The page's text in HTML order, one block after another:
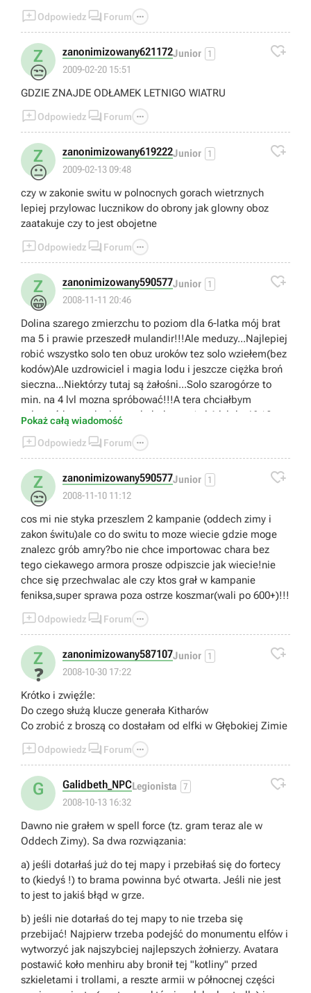
Odpowiedz  Forum 
Z
😒
zanonimizowany621172Junior 1
2009-02-20 15:51

GDZIE ZNAJDE ODŁAMEK LETNIGO WIATRU
Odpowiedz  Forum 
Z
😐
zanonimizowany619222Junior 1
2009-02-13 09:48

czy w zakonie switu w polnocnych gorach wietrznych
lepiej przylowac lucznikow do obrony jak glowny oboz
zaatakuje czy to jest obojetne
Odpowiedz  Forum 
Z
😁
zanonimizowany590577Junior 1
2008-11-11 20:46

Dolina szarego zmierzchu to poziom dla 6-latka mój brat
ma 5 i prawie przeszedł mulandir!!!Ale meduzy...Najlepiej
robić wszystko solo ten obuz uroków tez solo wziełem(bez
kodów)Ale uzdrowiciel i magia lodu i jeszcze ciężka broń
sieczna...Niektórzy tutaj są żałośni...Solo szarogórze to
min. na 4 lvl mozna spróbować!!!A tera chciałbym
usłyszeć kto grał od zera do bohatera(od 1 lvl do 46+)?
Pokaż całą wiadomość
Odpowiedz  Forum 
Z
😒
zanonimizowany590577Junior 1
2008-11-10 11:12

cos mi nie styka przeszlem 2 kampanie (oddech zimy i
zakon świtu)ale co do switu to moze wiecie gdzie moge
znalezc grób amry?bo nie chce importowac chara bez
tego ciekawego armora prosze odpiszcie jak wiecie!nie
chce się przechwalac ale czy ktos grał w kampanie
feniksa,super sprawa poza ostrze koszmar(wali po 600+)!!!
Odpowiedz  Forum 
Z
❓
zanonimizowany587107Junior 1
2008-10-30 17:22

Krótko i zwięźle:
Do czego służą klucze generała Kitharów
Co zrobić z broszą co dostałam od elfki w Głębokiej Zimie
Odpowiedz  Forum 
G Galidbeth_NPCLegionista 7
2008-10-13 16:32

Dawno nie grałem w spell force (tz. gram teraz ale w
Oddech Zimy). Sa dwa rozwiązania:
a) jeśli dotarłaś już do tej mapy i przebiłaś się do fortecy
to (kiedyś !) to brama powinna być otwarta. Jeśli nie jest
to jest to jakiś błąd w grze.
b) jeśli nie dotarłaś do tej mapy to nie trzeba się
przebijać! Najpierw trzeba podejść do monumentu elfów i
wytworzyć jak najszybciej najlepszych żołnierzy. Avatara
postawić koło menhiru aby bronił tej "kotliny" przed
szkieletami i trollami, a reszte armii w północnej części